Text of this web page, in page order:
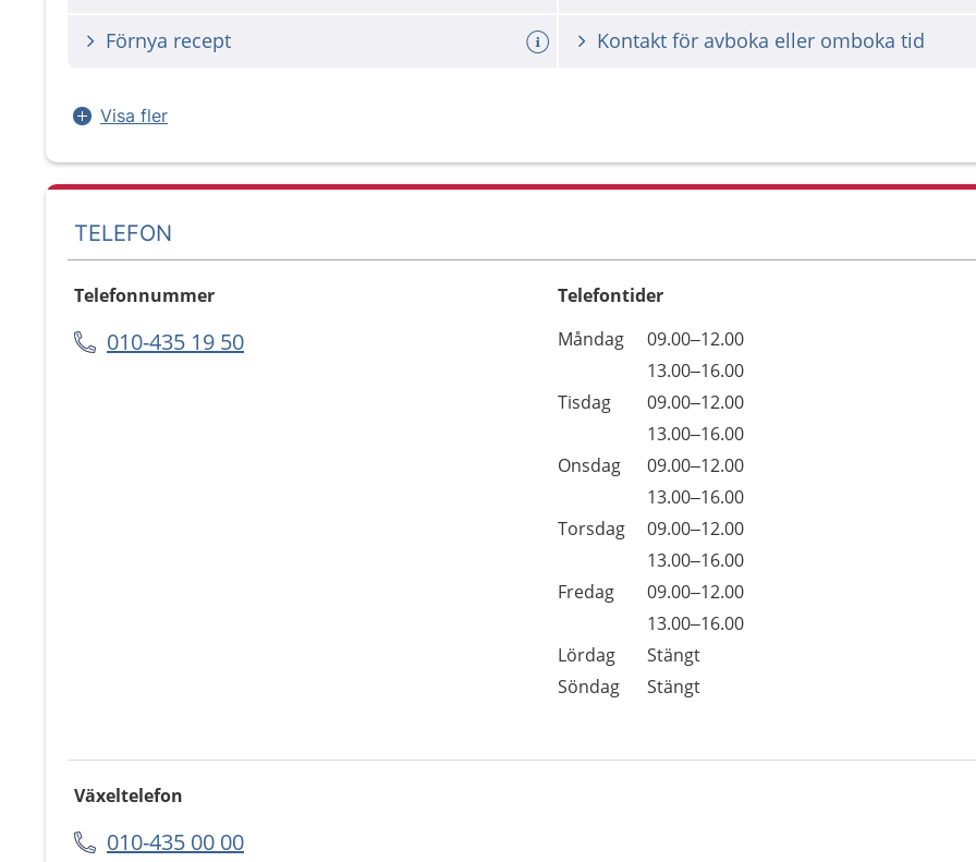
Förnya recept Kontakt för avboka eller omboka tid
Visa fler
TELEFON
Telefonnummer
010-435 19 50
Telefontider
Dag
Öppettider
Kommentarer
Måndag
09.00–12.00
13.00–16.00
Tisdag
09.00–12.00
13.00–16.00
Onsdag
09.00–12.00
13.00–16.00
Torsdag
09.00–12.00
13.00–16.00
Fredag
09.00–12.00
13.00–16.00
Lördag
Stängt
Söndag
Stängt
Växeltelefon
010-435 00 00